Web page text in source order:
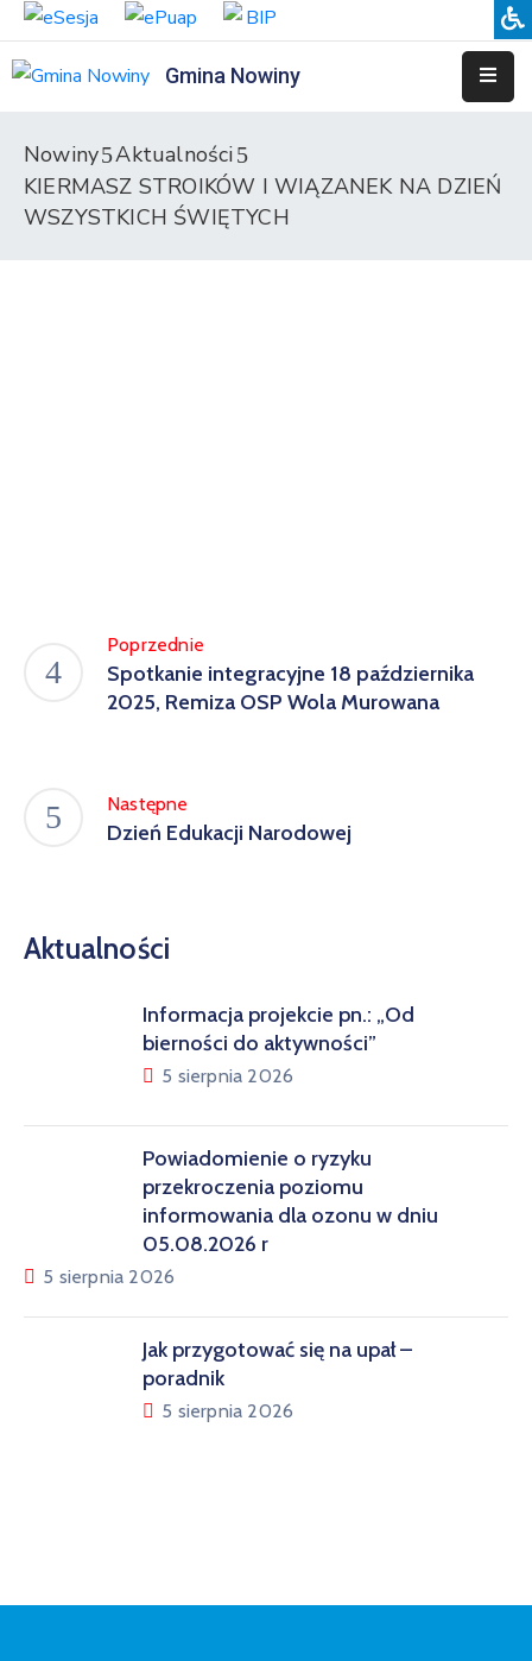
Gmina Nowiny
Przedszkole
Samorządowe
Placówek
Oświatowych
Nowiny
Aktualności
KIERMASZ STROIKÓW I WIĄZANEK NA DZIEŃ
WSZYSTKICH ŚWIĘTYCH
Poprzednie
Spotkanie integracyjne 18 października
2025, Remiza OSP Wola Murowana
Następne
Dzień Edukacji Narodowej
Aktualności
Informacja projekcie pn.: „Od
bierności do aktywności”
5 sierpnia 2026
Powiadomienie o ryzyku
przekroczenia poziomu
informowania dla ozonu w dniu
05.08.2026 r
5 sierpnia 2026
Jak przygotować się na upał –
poradnik
5 sierpnia 2026